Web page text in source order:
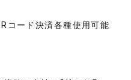
コード決済各種使用可能